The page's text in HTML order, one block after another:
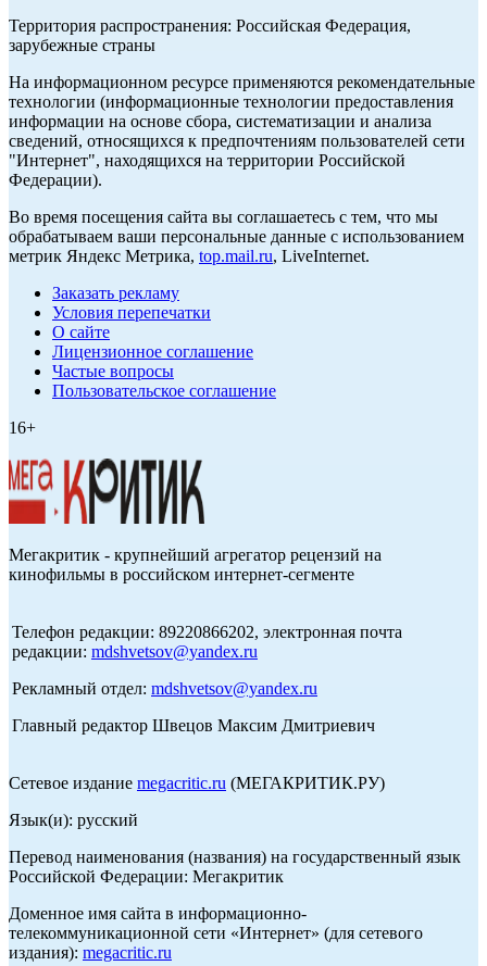
Территория распространения: Российская Федерация,
зарубежные страны
На информационном ресурсе применяются рекомендательные
технологии (информационные технологии предоставления
информации на основе сбора, систематизации и анализа
сведений, относящихся к предпочтениям пользователей сети
"Интернет", находящихся на территории Российской
Федерации).
Во время посещения сайта вы соглашаетесь с тем, что мы
обрабатываем ваши персональные данные с использованием
метрик Яндекс Метрика, top.mail.ru, LiveInternet.
Заказать рекламу
Условия перепечатки
О сайте
Лицензионное соглашение
Частые вопросы
Пользовательское соглашение
16+
Мегакритик - крупнейший агрегатор рецензий на
кинофильмы в российском интернет-сегменте
Телефон редакции: 89220866202, электронная почта
редакции: mdshvetsov@yandex.ru
Рекламный отдел: mdshvetsov@yandex.ru
Главный редактор Швецов Максим Дмитриевич
Сетевое издание megacritic.ru (МЕГАКРИТИК.РУ)
Язык(и): русский
Перевод наименования (названия) на государственный язык
Российской Федерации: Мегакритик
Доменное имя сайта в информационно-
телекоммуникационной сети «Интернет» (для сетевого
издания): megacritic.ru